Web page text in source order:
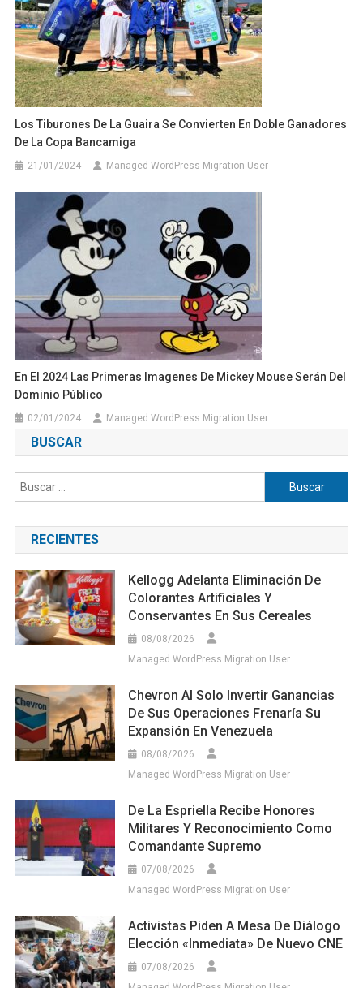
Los Tiburones De La Guaira Se Convierten En Doble Ganadores
De La Copa Bancamiga
21/01/2024 Managed WordPress Migration User
En El 2024 Las Primeras Imagenes De Mickey Mouse Serán Del
Dominio Público
02/01/2024 Managed WordPress Migration User
BUSCAR
Buscar:
RECIENTES
Kellogg Adelanta Eliminación De
Colorantes Artificiales Y
Conservantes En Sus Cereales
08/08/2026
Managed WordPress Migration User
Chevron Al Solo Invertir Ganancias
De Sus Operaciones Frenaría Su
Expansión En Venezuela
08/08/2026
Managed WordPress Migration User
De La Espriella Recibe Honores
Militares Y Reconocimiento Como
Comandante Supremo
07/08/2026
Managed WordPress Migration User
Activistas Piden A Mesa De Diálogo
Elección «inmediata» De Nuevo CNE
07/08/2026